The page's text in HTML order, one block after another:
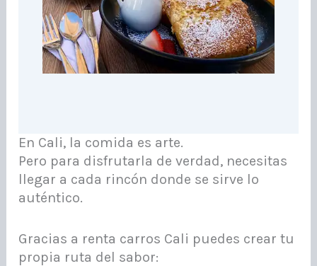
En Cali, la comida es arte.
Pero para disfrutarla de verdad, necesitas
llegar a cada rincón donde se sirve lo
auténtico.
Gracias a renta carros Cali puedes crear tu
propia ruta del sabor: